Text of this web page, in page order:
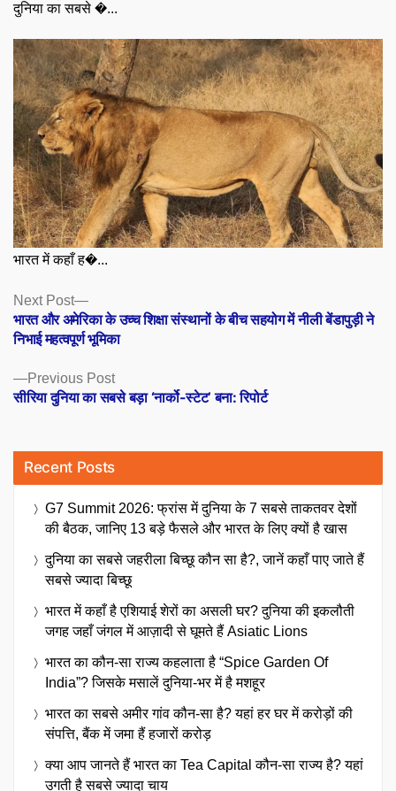
दुनिया का सबसे �...
भारत में कहाँ ह�...
Posts
navigation
Previous PostPrevious
post:
सीरिया दुनिया का सबसे बड़ा ‘नार्को-स्टेट’ बना: रिपोर्ट
Next Post
Next
post:
भारत और अमेरिका के उच्च शिक्षा संस्थानों के बीच सहयोग में नीली बेंडापुड़ी ने
निभाई महत्वपूर्ण भूमिका
Recent Posts
G7 Summit 2026: फ्रांस में दुनिया के 7 सबसे ताकतवर देशों
की बैठक, जानिए 13 बड़े फैसले और भारत के लिए क्यों है खास
दुनिया का सबसे जहरीला बिच्छू कौन सा है?, जानें कहाँ पाए जाते हैं
सबसे ज्यादा बिच्छू
भारत में कहाँ है एशियाई शेरों का असली घर? दुनिया की इकलौती
जगह जहाँ जंगल में आज़ादी से घूमते हैं Asiatic Lions
भारत का कौन-सा राज्य कहलाता है “Spice Garden Of
India”? जिसके मसालें दुनिया-भर में है मशहूर
भारत का सबसे अमीर गांव कौन-सा है? यहां हर घर में करोड़ों की
संपत्ति, बैंक में जमा हैं हजारों करोड़
क्या आप जानते हैं भारत का Tea Capital कौन-सा राज्य है? यहां
उगती है सबसे ज्यादा चाय